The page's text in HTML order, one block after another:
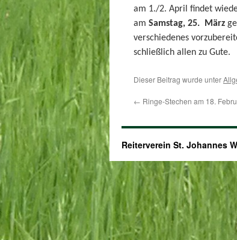
am 1./2. April findet
am Samstag, 25. März
verschiedenes
schließlich allen zu Gute.
Dieser Beitrag wurde unter
← Ringe-Stechen am 18.
Reiterverein St. Johannes